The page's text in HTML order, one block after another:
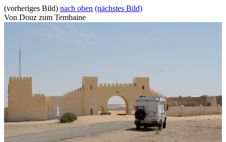
(vorheriges Bild) nach oben (nächstes Bild)
Von Douz zum Tembaine